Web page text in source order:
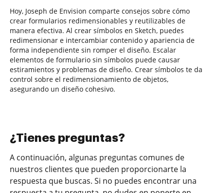
Hoy, Joseph de Envision comparte consejos sobre cómo
crear formularios redimensionables y reutilizables de
manera efectiva. Al crear símbolos en Sketch, puedes
redimensionar e intercambiar contenido y apariencia de
forma independiente sin romper el diseño. Escalar
elementos de formulario sin símbolos puede causar
estiramientos y problemas de diseño. Crear símbolos te da
control sobre el redimensionamiento de objetos,
asegurando un diseño cohesivo.
¿Tienes preguntas?
A continuación, algunas preguntas comunes de
nuestros clientes que pueden proporcionarte la
respuesta que buscas. Si no puedes encontrar una